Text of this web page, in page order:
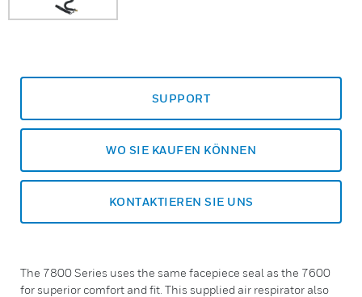
SUPPORT
WO SIE KAUFEN KÖNNEN
KONTAKTIEREN SIE UNS
The 7800 Series uses the same facepiece seal as the 7600
for superior comfort and fit. This supplied air respirator also